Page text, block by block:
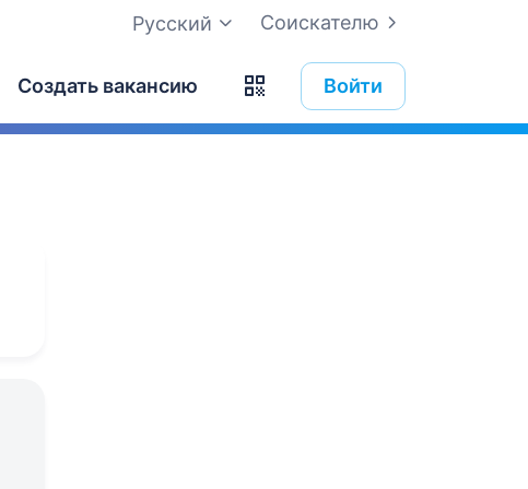
Соискателю
Русский
Создать вакансию Войти